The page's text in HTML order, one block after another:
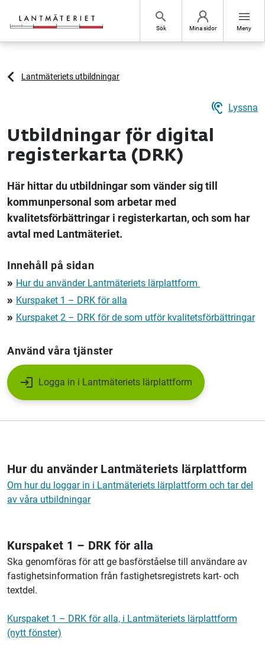
search
Sök Mina sidor
menu
Meny
Lantmäteriets utbildningar
hearing Lyssna
Utbildningar för digital
registerkarta (DRK)
Här hittar du utbildningar som vänder sig till
kommunpersonal som arbetar med
kvalitetsförbättringar i registerkartan, och som har
avtal med Lantmäteriet.
Innehåll på sidan
double_arrow Hur du använder Lantmäteriets lärplattform
double_arrow Kurspaket 1 – DRK för alla
double_arrow Kurspaket 2 – DRK för de som utför kvalitetsförbättringar
Använd våra tjänster
Logga in i Lantmäteriets lärplattform
Hur du använder Lantmäteriets lärplattform
Om hur du loggar in i Lantmäteriets lärplattform och tar del
av våra utbildningar
Kurspaket 1 – DRK för alla
Ska genomföras för att ge basförståelse till användare av
fastighetsinformation från fastighetsregistrets kart- och
textdel.
Kurspaket 1 – DRK för alla, i Lantmäteriets lärplattform
(nytt fönster)